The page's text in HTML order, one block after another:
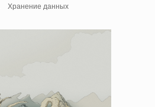
Хранение данных